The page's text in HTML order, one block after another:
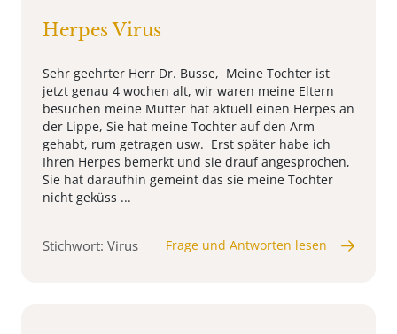
Herpes Virus
Sehr geehrter Herr Dr. Busse, Meine Tochter ist
jetzt genau 4 wochen alt, wir waren meine Eltern
besuchen meine Mutter hat aktuell einen Herpes an
der Lippe, Sie hat meine Tochter auf den Arm
gehabt, rum getragen usw. Erst später habe ich
Ihren Herpes bemerkt und sie drauf angesprochen,
Sie hat daraufhin gemeint das sie meine Tochter
nicht geküss ...
Stichwort: Virus Frage und Antworten lesen